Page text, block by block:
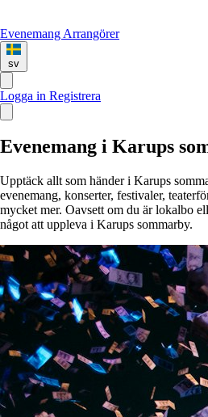
Evenemang Arrangörer
sv
Logga in Registrera
Evenemang i Karups
Upptäck allt som händer i Karups
evenemang, konserter, festivaler,
mycket mer. Oavsett om du är lokalbo
något att uppleva i Karups sommarby.